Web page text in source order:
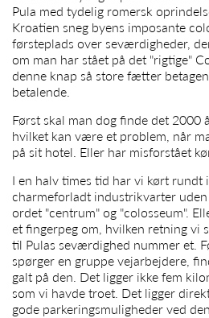
Pula med tydelig romersk
Kroatien sneg byens imposante
førsteplads over seværdigheder,
om man har stået på det "rigtige"
denne knap så store fætter
betalende.
Først skal man dog finde det 2000
hvilket kan være et problem, når
på sit hotel. Eller har misforstået
I en halv times tid har vi kørt rundt
charmeforladt industrikvarter
ordet "centrum" og "colosseum".
et fingerpeg om, hvilken retning vi
til Pulas seværdighed nummer et.
spørger en gruppe vejarbejdere,
galt på den. Det ligger ikke fem
som vi havde troet. Det ligger
gode parkeringsmuligheder ved